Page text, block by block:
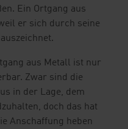
Ein Ortgang aus
er sich durch seine
aus Metall ist nur
Zwar sind die
in der Lage, dem
doch das hat
Anschaffung heben